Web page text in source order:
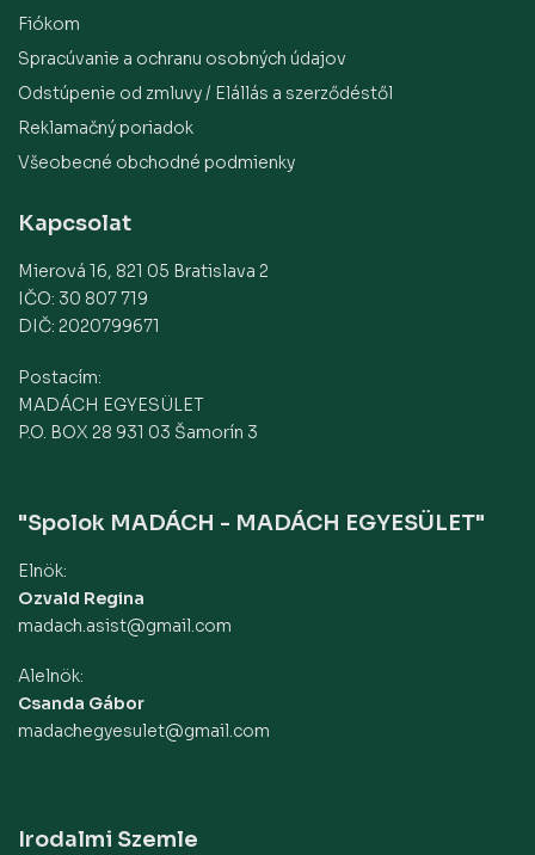
Fiókom
Spracúvanie a ochranu osobných údajov
Odstúpenie od zmluvy / Elállás a szerződéstől
Reklamačný poriadok
Všeobecné obchodné podmienky
Kapcsolat
Mierová 16, 821 05 Bratislava 2
IČO: 30 807 719
DIČ: 2020799671
Postacím:
MADÁCH EGYESÜLET
P.O. BOX 28 931 03 Šamorín 3
"Spolok MADÁCH - MADÁCH EGYESÜLET"
Elnök:
Ozvald Regina
madach.asist@gmail.com
Alelnök:
Csanda Gábor
madachegyesulet@gmail.com
Irodalmi Szemle